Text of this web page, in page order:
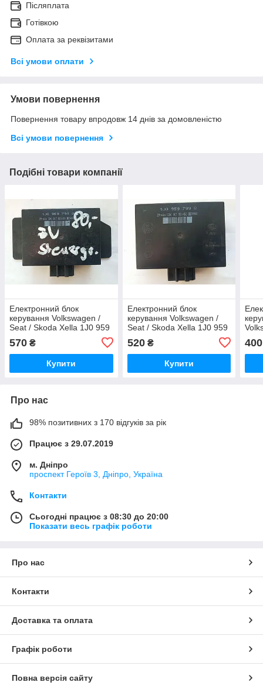
Післяплата
Готівкою
Оплата за реквізитами
Всі умови оплати
Умови повернення
Повернення товару впродовж 14 днів за домовленістю
Всі умови повернення
Подібні товари компанії
Електронний блок
керування Volkswagen /
Seat / Skoda Xella 1J0 959
799 Q / 5DK 007 951-50 /
III23698
570 ₴
Купити
Електронний блок
керування Volkswagen /
Seat / Skoda Xella 1J0 959
799 Q / 5DK 007 951-50 /
III23698
520₴
Купити
138
400
Про нас
98% позитивних з 170 відгуків за рік
Працює з 29.07.2019
м. Дніпро
проспект Героїв 3, Дніпро, Україна
Контакти
Сьогодні працює з 08:30 до 20:00
Показати весь графік роботи
Про нас
Контакти
Доставка та оплата
Графік роботи
Повна версія сайту